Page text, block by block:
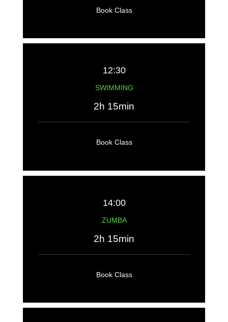
Book Class
12:30
SWIMMING
2h 15min
Book Class
14:00
ZUMBA
2h 15min
Book Class